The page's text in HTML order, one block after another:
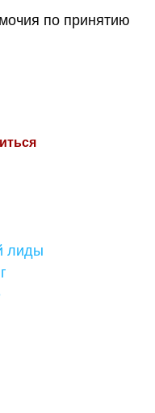
по принятию
лиды